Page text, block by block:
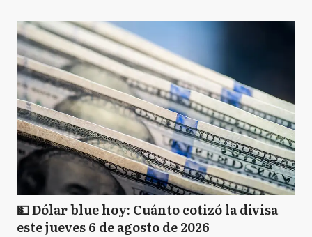
💵 Dólar blue hoy: Cuánto cotizó la divisa
este jueves 6 de agosto de 2026